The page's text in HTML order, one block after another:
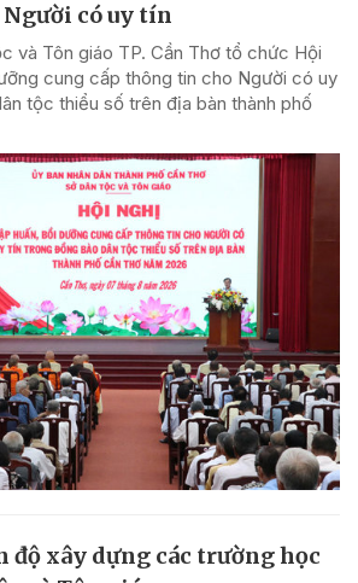
có uy tín
và Tôn giáo TP. Cần Thơ tổ chức Hội
cung cấp thông tin cho Người có uy
tộc thiểu số trên địa bàn thành phố
độ xây dựng các trường học